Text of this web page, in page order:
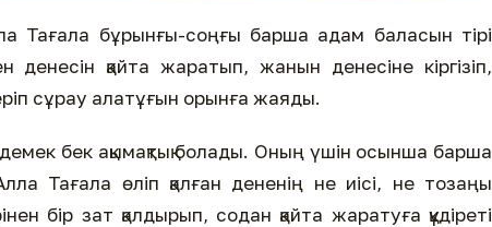
Тағала бұрынғы-соңғы барша адам баласын тірі
денесін қайта жаратып, жанын денесіне кіргізіп,
сұрау алатұғын орынға жаяды.
бек ақымақтық болады. Оның үшін осынша барша
Тағала өліп қалған дененің не иісі, не тозаңы
бір зат қалдырып, содан қайта жаратуға құдіреті